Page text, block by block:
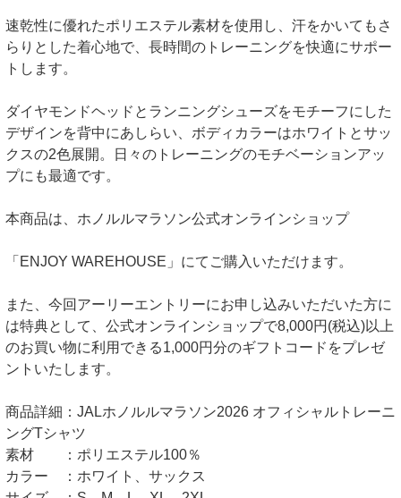
速乾性に優れたポリエステル素材を使用し、汗をかいてもさ
らりとした着心地で、長時間のトレーニングを快適にサポー
トします。
ダイヤモンドヘッドとランニングシューズをモチーフにした
デザインを背中にあしらい、ボディカラーはホワイトとサッ
クスの2色展開。日々のトレーニングのモチベーションアッ
プにも最適です。
本商品は、ホノルルマラソン公式オンラインショップ
「ENJOY WAREHOUSE」にてご購入いただけます。
また、今回アーリーエントリーにお申し込みいただいた方に
は特典として、公式オンラインショップで8,000円(税込)以上
のお買い物に利用できる1,000円分のギフトコードをプレゼ
ントいたします。
商品詳細：JALホノルルマラソン2026 オフィシャルトレーニ
ングTシャツ
素材 ：ポリエステル100％
カラー ：ホワイト、サックス